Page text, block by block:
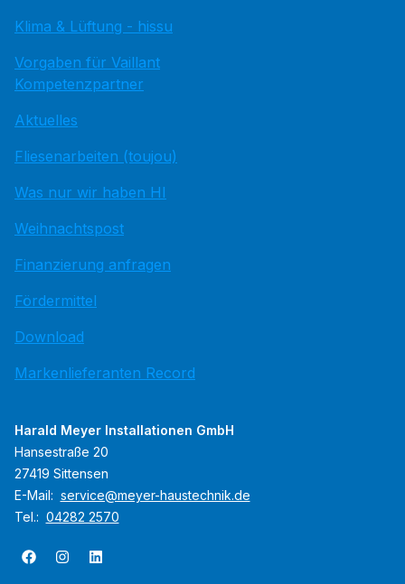
Klima & Lüftung - hissu
Vorgaben für Vaillant
Kompetenzpartner
Aktuelles
Fliesenarbeiten (toujou)
Was nur wir haben HI
Weihnachtspost
Finanzierung anfragen
Fördermittel
Download
Markenlieferanten Record
Harald Meyer Installationen GmbH
Hansestraße 20
27419 Sittensen
E-Mail: service@meyer-haustechnik.de
Tel.: 04282 2570